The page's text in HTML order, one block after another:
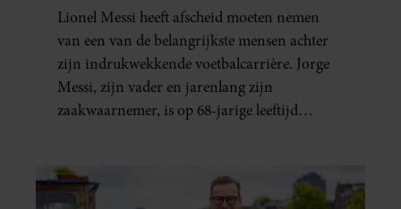
Lionel Messi heeft afscheid moeten nemen
van een van de belangrijkste mensen achter
zijn indrukwekkende voetbalcarrière. Jorge
Messi, zijn vader en jarenlang zijn
zaakwaarnemer, is op 68-jarige leeftijd